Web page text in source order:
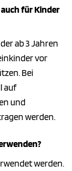
auch für Kinder
ab 3 Jahren
vor
Bei
auf
und
werden.
werden.